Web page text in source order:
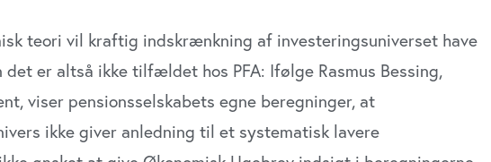
teori vil kraftig indskrænkning af investeringsuniverset have
er altså ikke tilfældet hos PFA: Ifølge Rasmus Bessing,
viser pensionsselskabets egne beregninger, at
ikke giver anledning til et systematisk lavere